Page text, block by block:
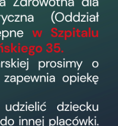
usługą świadczenia